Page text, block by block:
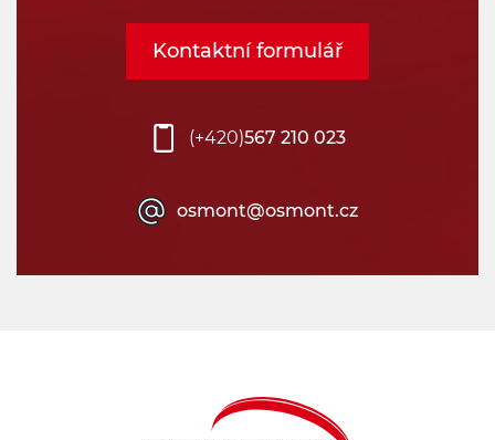
(+420)567 210 023
osmont@osmont.cz
Kontaktní formulář